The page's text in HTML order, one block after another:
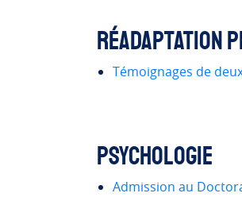
Réadaptation
Témoignages de
Psychologie
Admission au